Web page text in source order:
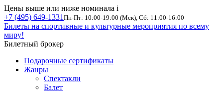
Цены выше или ниже номинала i
+7 (495) 649-1331 Пн-Пт: 10:00-19:00 (Мск), Сб: 11:00-16:00
Билеты на спортивные и культурные мероприятия по всему
миру!
Билетный брокер
Подарочные сертификаты
Жанры
Спектакли
Балет